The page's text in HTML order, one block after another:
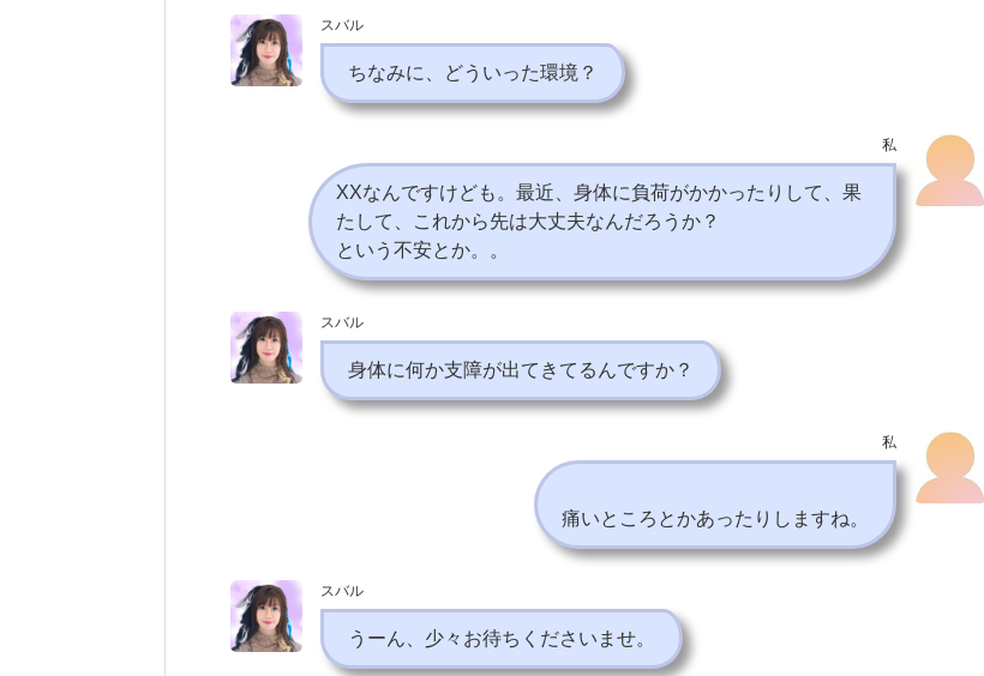
スバル
ちなみに、どういった環境？
私
XXなんですけども。最近、身体に負荷がかかったりして、果
たして、これから先は大丈夫なんだろうか？
という不安とか。。
スバル
身体に何か支障が出てきてるんですか？
私
痛いところとかあったりしますね。
スバル
うーん、少々お待ちくださいませ。